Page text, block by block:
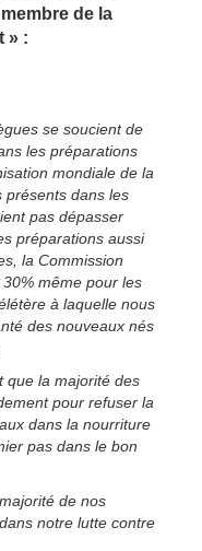
de la
» :
se soucient de
les préparations
mondiale de la
présents dans les
pas dépasser
préparations aussi
la Commission
même pour les
à laquelle nous
des nouveaux nés
que la majorité des
pour refuser la
dans la nourriture
pas dans le bon
de nos
notre lutte contre